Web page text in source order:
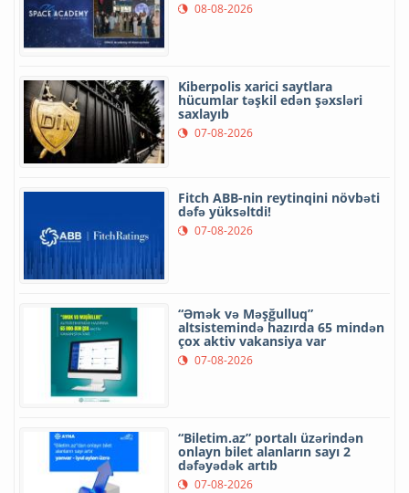
08-08-2026
Kiberpolis xarici saytlara
hücumlar təşkil edən şəxsləri
saxlayıb
07-08-2026
Fitch ABB-nin reytinqini növbəti
dəfə yüksəltdi!
07-08-2026
“Əmək və Məşğulluq”
altsistemində hazırda 65 mindən
çox aktiv vakansiya var
07-08-2026
“Biletim.az” portalı üzərindən
onlayn bilet alanların sayı 2
dəfəyədək artıb
07-08-2026